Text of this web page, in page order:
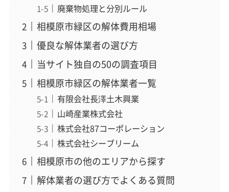
廃棄物処理と分別ルール
相模原市緑区の解体費用相場
優良な解体業者の選び方
当サイト独自の50の調査項目
相模原市緑区の解体業者一覧
有限会社長澤土木興業
山崎産業株式会社
株式会社87コーポレーション
株式会社シーブリーム
相模原市の他のエリアから探す
解体業者の選び方でよくある質問